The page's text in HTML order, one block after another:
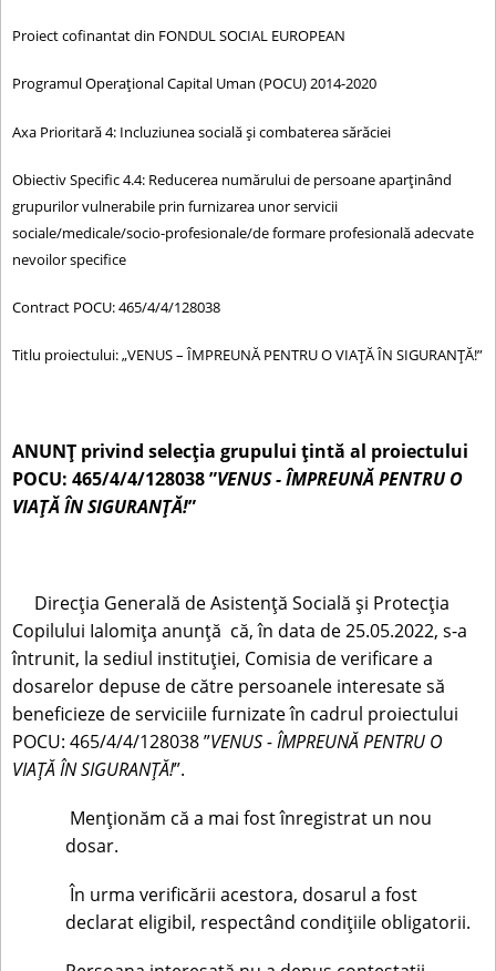
u
r
t
Proiect cofinantat din FONDUL SOCIAL EUROPEAN
Programul Operaţional Capital Uman (POCU) 2014-2020
Axa Prioritară 4: Incluziunea socială și combaterea sărăciei
Obiectiv Specific 4.4: Reducerea numărului de persoane aparținând
grupurilor vulnerabile prin furnizarea unor servicii
sociale/medicale/socio-profesionale/de formare profesională adecvate
nevoilor specifice
Contract POCU: 465/4/4/128038
Titlu proiectului: „VENUS – ÎMPREUNĂ PENTRU O VIAȚĂ ÎN SIGURANȚĂ!”
ANUNȚ privind selecția grupului țintă al proiectului
POCU: 465/4/4/128038 ”VENUS - ÎMPREUNĂ PENTRU O
VIAȚĂ ÎN SIGURANȚĂ!”
Direcția Generală de Asistență Socială și Protecția
Copilului Ialomița anunță că, în data de 25.05.2022, s-a
întrunit, la sediul instituției, Comisia de verificare a
dosarelor depuse de către persoanele interesate să
beneficieze de serviciile furnizate în cadrul proiectului
POCU: 465/4/4/128038 ”VENUS - ÎMPREUNĂ PENTRU O
VIAȚĂ ÎN SIGURANȚĂ!”.
Menționăm că a mai fost înregistrat un nou
dosar.
În urma verificării acestora, dosarul a fost
declarat eligibil, respectând condițiile obligatorii.